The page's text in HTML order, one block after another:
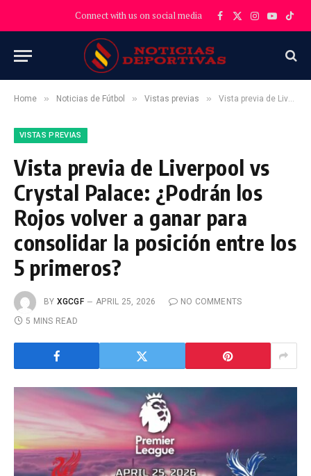
Connect with us on social media Facebook
X
Instagram
YouTube
Home » Noticias de Fútbol » Vistas previas » Vista previa de Liverpool vs Crystal Palace: ¿Podrán los Rojos volver a ganar para consolidar la posición entre los 5 primeros?
VISTAS PREVIAS
Vista previa de Liverpool vs
Crystal Palace: ¿Podrán los
Rojos volver a ganar para
consolidar la posición entre los
5 primeros?
BY XGCGF APRIL 25, 2026
NO COMMENTS
5 MINS READ